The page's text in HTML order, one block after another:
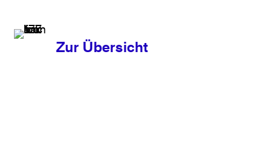
Zur Übersicht